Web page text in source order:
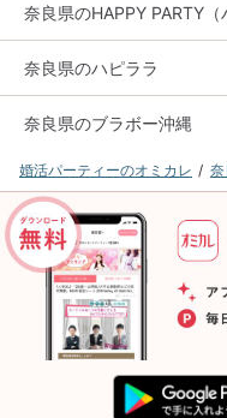
奈良県のHAPPY PARTY（
奈良県のハピララ
奈良県のブラボー沖縄
婚活パーティーのオミカレ 奈